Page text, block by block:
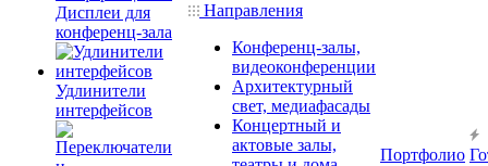
Дисплеи для
конференц-зала
Удлинители
интерфейсов
Направления
Конференц-залы,
видеоконференции
Архитектурный
свет, медиафасады
Концертный и
актовые залы,
Портфолио